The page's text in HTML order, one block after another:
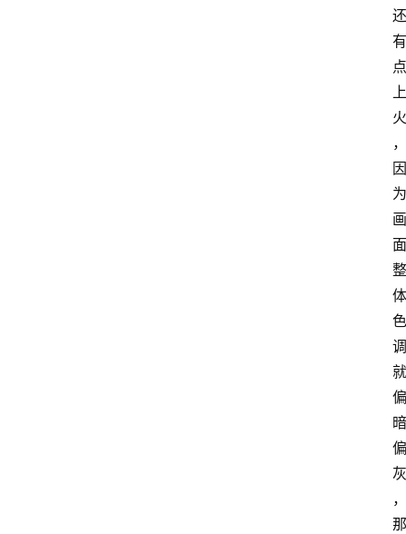
还
有
点
上
火
，
因
为
画
面
整
体
色
调
就
偏
暗
偏
灰
，
那